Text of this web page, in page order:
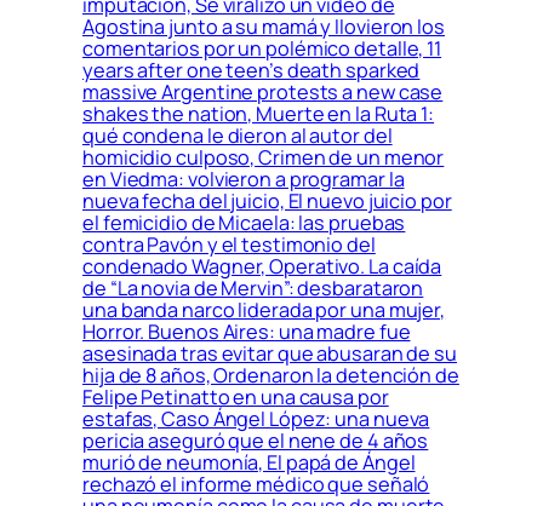
Agostina junto a su mamá y llovieron los
comentarios por un polémico detalle, 11
years after one teen’s death sparked
massive Argentine protests a new case
shakes the nation, Muerte en la Ruta 1:
qué condena le dieron al autor del
homicidio culposo, Crimen de un menor
en Viedma: volvieron a programar la
nueva fecha del juicio, El nuevo juicio por
el femicidio de Micaela: las pruebas
contra Pavón y el testimonio del
condenado Wagner, Operativo. La caída
de “La novia de Mervin”: desbarataron
una banda narco liderada por una mujer,
Horror. Buenos Aires: una madre fue
asesinada tras evitar que abusaran de su
hija de 8 años, Ordenaron la detención de
Felipe Petinatto en una causa por
estafas, Caso Ángel López: una nueva
pericia aseguró que el nene de 4 años
murió de neumonía, El papá de Ángel
rechazó el informe médico que señaló